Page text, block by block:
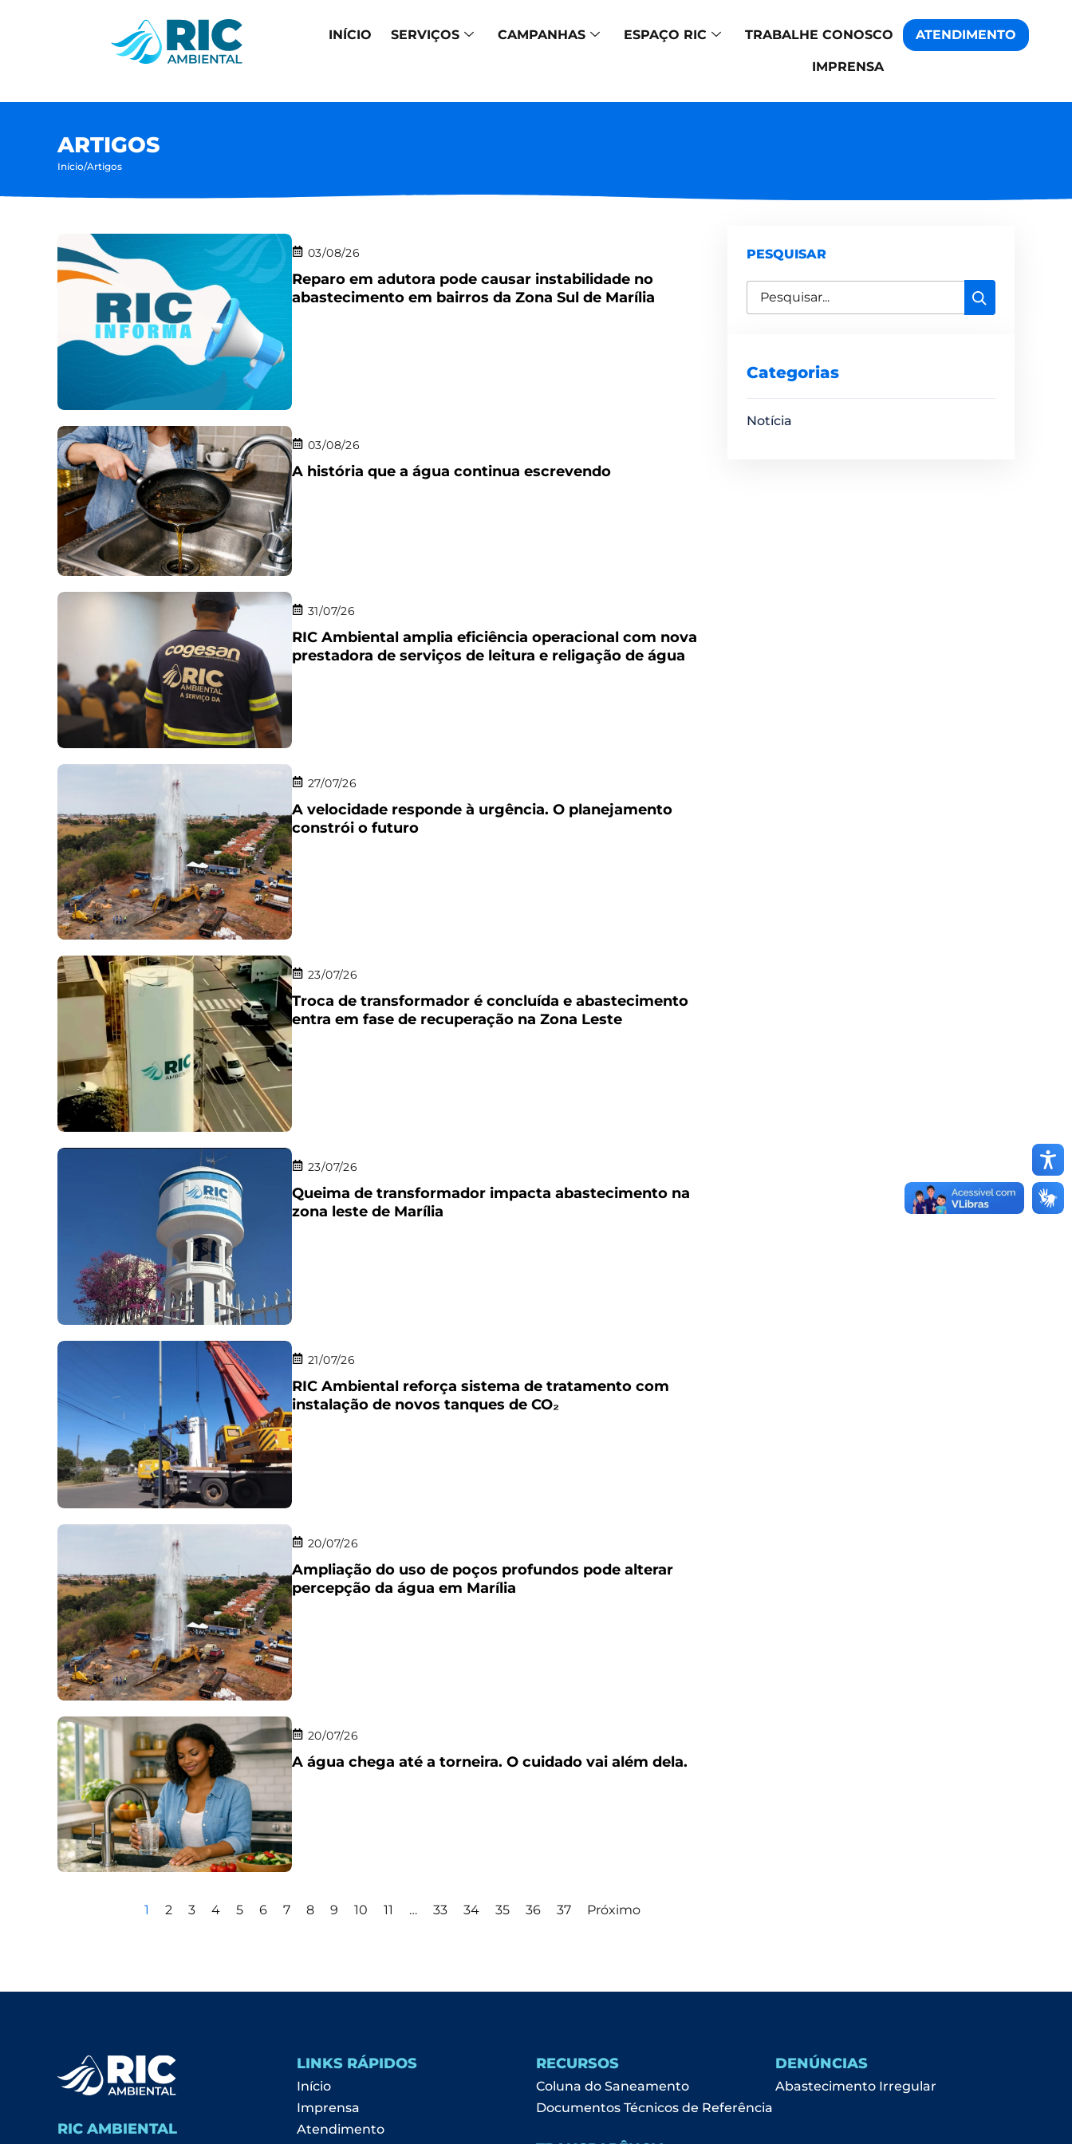
INÍCIO SERVIÇOS CAMPANHAS ESPAÇO RIC TRABALHE CONOSCO
IMPRENSA
ATENDIMENTO
ARTIGOS
Início/Artigos
03/08/26
Reparo em adutora pode causar instabilidade no
abastecimento em bairros da Zona Sul de Marília
03/08/26
A história que a água continua escrevendo
31/07/26
RIC Ambiental amplia eficiência operacional com nova
prestadora de serviços de leitura e religação de água
27/07/26
A velocidade responde à urgência. O planejamento
constrói o futuro
23/07/26
Troca de transformador é concluída e abastecimento
entra em fase de recuperação na Zona Leste
23/07/26
Queima de transformador impacta abastecimento na
zona leste de Marília
21/07/26
RIC Ambiental reforça sistema de tratamento com
instalação de novos tanques de CO₂
20/07/26
Ampliação do uso de poços profundos pode alterar
percepção da água em Marília
20/07/26
A água chega até a torneira. O cuidado vai além dela.
1 2 3 4 5 6 7 8 9 10 11 … 33 34 35 36 37 Próximo
PESQUISAR
Categorias
Notícia
RIC AMBIENTAL
LINKS RÁPIDOS
Início
Imprensa
Atendimento
RECURSOS
Coluna do Saneamento
Documentos Técnicos de Referência
DENÚNCIAS
Abastecimento Irregular